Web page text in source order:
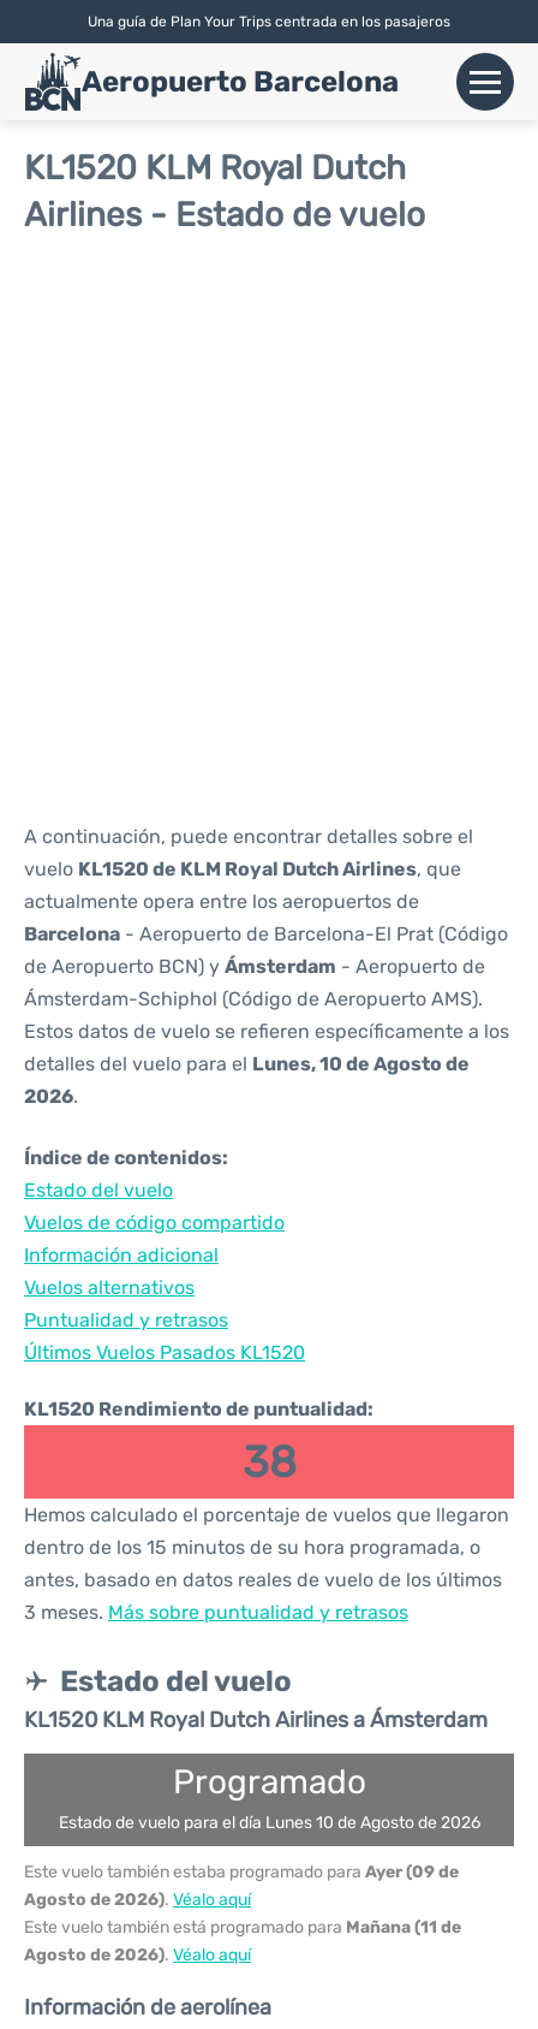
Una guía de Plan Your Trips centrada en los pasajeros
English| Español |Català
Aeropuerto Barcelona
Vuelos
Aerolíneas
KL1520 KLM Royal Dutch
Airlines - Estado de vuelo
A continuación, puede encontrar detalles sobre el
vuelo KL1520 de KLM Royal Dutch Airlines, que
actualmente opera entre los aeropuertos de
Barcelona - Aeropuerto de Barcelona-El Prat (Código
de Aeropuerto BCN) y Ámsterdam - Aeropuerto de
Ámsterdam-Schiphol (Código de Aeropuerto AMS).
Estos datos de vuelo se refieren específicamente a los
detalles del vuelo para el Lunes, 10 de Agosto de
2026.
Índice de contenidos:
Estado del vuelo
Vuelos de código compartido
Información adicional
Vuelos alternativos
Puntualidad y retrasos
Últimos Vuelos Pasados KL1520
KL1520 Rendimiento de puntualidad:
38
Hemos calculado el porcentaje de vuelos que llegaron
dentro de los 15 minutos de su hora programada, o
antes, basado en datos reales de vuelo de los últimos
3 meses. Más sobre puntualidad y retrasos
Estado del vuelo
KL1520 KLM Royal Dutch Airlines a Ámsterdam
Programado
Estado de vuelo para el día Lunes 10 de Agosto de 2026
Este vuelo también estaba programado para Ayer (09 de
Agosto de 2026). Véalo aquí
Este vuelo también está programado para Mañana (11 de
Agosto de 2026). Véalo aquí
Información de aerolínea